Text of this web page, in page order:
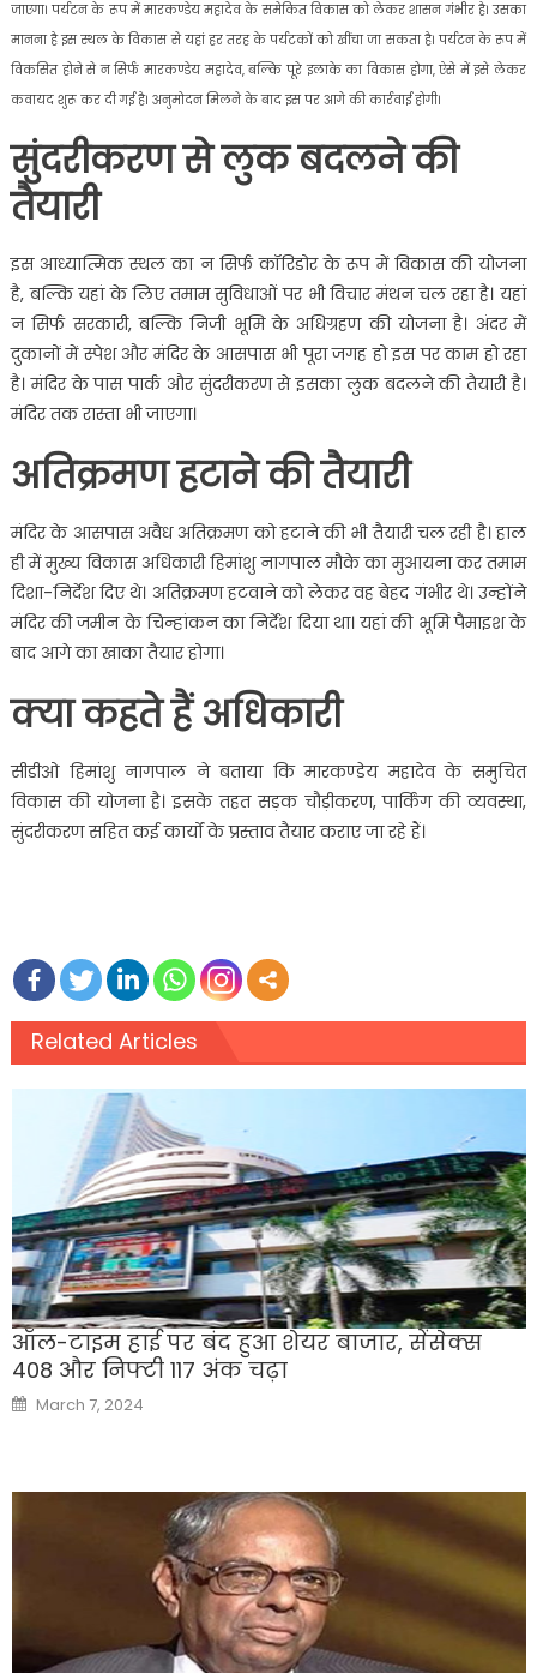
जाएगा। पर्यटन के रूप में मारकण्डेय महादेव के समेकित विकास को लेकर शासन गंभीर है। उसका
मानना है इस स्थल के विकास से यहां हर तरह के पर्यटकों को खींचा जा सकता है। पर्यटन के रूप में
विकसित होने से न सिर्फ मारकण्डेय महादेव, बल्कि पूरे इलाके का विकास होगा, ऐसे में इसे लेकर
कवायद शुरू कर दी गई है। अनुमोदन मिलने के बाद इस पर आगे की कार्रवाई होगी।
सुंदरीकरण से लुक बदलने की
तैयारी
इस आध्यात्मिक स्थल का न सिर्फ कॉरिडोर के रूप में विकास की योजना
है, बल्कि यहां के लिए तमाम सुविधाओं पर भी विचार मंथन चल रहा है। यहां
न सिर्फ सरकारी, बल्कि निजी भूमि के अधिग्रहण की योजना है। अंदर में
दुकानों में स्पेश और मंदिर के आसपास भी पूरा जगह हो इस पर काम हो रहा
है। मंदिर के पास पार्क और सुंदरीकरण से इसका लुक बदलने की तैयारी है।
मंदिर तक रास्ता भी जाएगा।
अतिक्रमण हटाने की तैयारी
मंदिर के आसपास अवैध अतिक्रमण को हटाने की भी तैयारी चल रही है। हाल
ही में मुख्य विकास अधिकारी हिमांशु नागपाल मौके का मुआयना कर तमाम
दिशा-निर्देश दिए थे। अतिक्रमण हटवाने को लेकर वह बेहद गंभीर थे। उन्होंने
मंदिर की जमीन के चिन्हांकन का निर्देश दिया था। यहां की भूमि पैमाइश के
बाद आगे का खाका तैयार होगा।
क्या कहते हैं अधिकारी
सीडीओ हिमांशु नागपाल ने बताया कि मारकण्डेय महादेव के समुचित
विकास की योजना है। इसके तहत सड़क चौड़ीकरण, पार्किंग की व्यवस्था,
सुंदरीकरण सहित कई कार्यों के प्रस्ताव तैयार कराए जा रहे हैं।
Related Articles
ऑल-टाइम हाई पर बंद हुआ शेयर बाजार, सेंसेक्स
408 और निफ्टी 117 अंक चढ़ा
Posted
on
March 7, 2024